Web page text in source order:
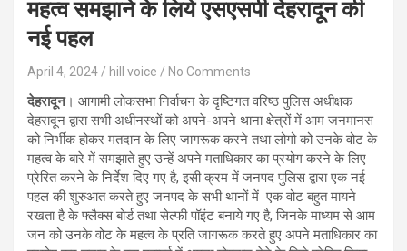
महत्व समझाने के लिये एसएसपी देहरादून की
नई पहल
April 4, 2024 hill voice No Comments
देहरादून। आगामी लोकसभा निर्वाचन के दृष्टिगत वरिष्ठ पुलिस अधीक्षक
देहरादून द्वारा सभी अधीनस्थों को अपने-अपने थाना क्षेत्रों में आम जनमानस
को निर्भीक होकर मतदान के लिए जागरूक करने तथा लोगो को उनके वोट के
महत्व के बारे में समझाते हुए उन्हें अपने मताधिकार का प्रयोग करने के लिए
प्रेरित करने के निर्देश दिए गए है, इसी क्रम में जनपद पुलिस द्वारा एक नई
पहल की शुरुआत करते हुए जनपद के सभी थानों में एक वोट बहुत मायने
रखता है के फ्लैक्स बोर्ड तथा सेल्फी पॉइंट बनाये गए है, जिनके माध्यम से आम
जन को उनके वोट के महत्व के प्रति जागरूक करते हुए अपने मताधिकार का